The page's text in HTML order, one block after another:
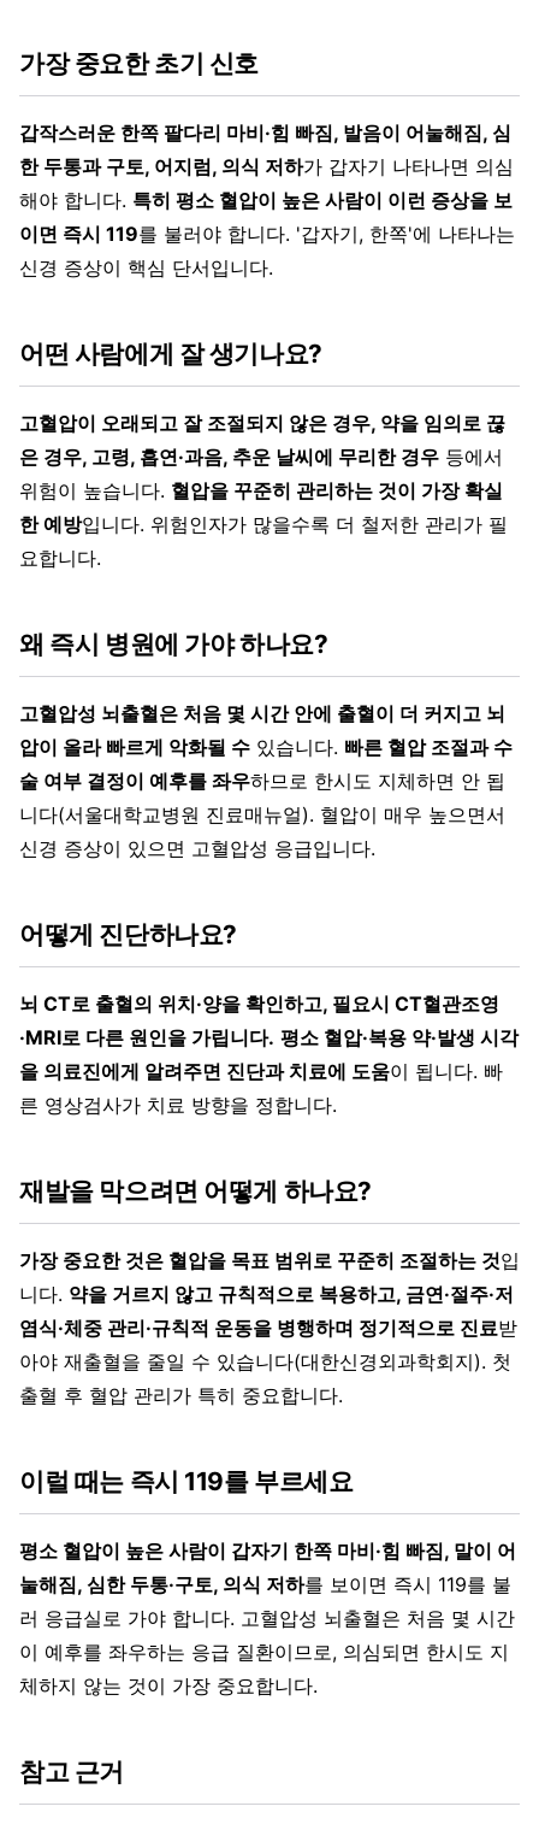
가장 중요한 초기 신호
갑작스러운 한쪽 팔다리 마비·힘 빠짐, 발음이 어눌해짐, 심
한 두통과 구토, 어지럼, 의식 저하가 갑자기 나타나면 의심
해야 합니다. 특히 평소 혈압이 높은 사람이 이런 증상을 보
이면 즉시 119를 불러야 합니다. '갑자기, 한쪽'에 나타나는
신경 증상이 핵심 단서입니다.
어떤 사람에게 잘 생기나요?
고혈압이 오래되고 잘 조절되지 않은 경우, 약을 임의로 끊
은 경우, 고령, 흡연·과음, 추운 날씨에 무리한 경우 등에서
위험이 높습니다. 혈압을 꾸준히 관리하는 것이 가장 확실
한 예방입니다. 위험인자가 많을수록 더 철저한 관리가 필
요합니다.
왜 즉시 병원에 가야 하나요?
고혈압성 뇌출혈은 처음 몇 시간 안에 출혈이 더 커지고 뇌
압이 올라 빠르게 악화될 수 있습니다. 빠른 혈압 조절과 수
술 여부 결정이 예후를 좌우하므로 한시도 지체하면 안 됩
니다(서울대학교병원 진료매뉴얼). 혈압이 매우 높으면서
신경 증상이 있으면 고혈압성 응급입니다.
어떻게 진단하나요?
뇌 CT로 출혈의 위치·양을 확인하고, 필요시 CT혈관조영
·MRI로 다른 원인을 가립니다. 평소 혈압·복용 약·발생 시각
을 의료진에게 알려주면 진단과 치료에 도움이 됩니다. 빠
른 영상검사가 치료 방향을 정합니다.
재발을 막으려면 어떻게 하나요?
가장 중요한 것은 혈압을 목표 범위로 꾸준히 조절하는 것입
니다. 약을 거르지 않고 규칙적으로 복용하고, 금연·절주·저
염식·체중 관리·규칙적 운동을 병행하며 정기적으로 진료받
아야 재출혈을 줄일 수 있습니다(대한신경외과학회지). 첫
출혈 후 혈압 관리가 특히 중요합니다.
이럴 때는 즉시 119를 부르세요
평소 혈압이 높은 사람이 갑자기 한쪽 마비·힘 빠짐, 말이 어
눌해짐, 심한 두통·구토, 의식 저하를 보이면 즉시 119를 불
러 응급실로 가야 합니다. 고혈압성 뇌출혈은 처음 몇 시간
이 예후를 좌우하는 응급 질환이므로, 의심되면 한시도 지
체하지 않는 것이 가장 중요합니다.
참고 근거